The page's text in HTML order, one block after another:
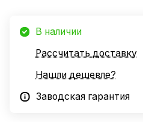
В наличии
Рассчитать доставку
Нашли дешевле?
Заводская гарантия